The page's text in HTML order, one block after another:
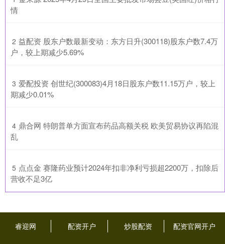
情
2 ​益配资 股东户数最新变动：东方日升(300118)股东户数7.4万
户，较上期减少5.69%
3 ​爱配投资 创世纪(300083)4月18日股东户数11.15万户，较上
期减少0.01%
4 ​鼎合网 特朗普单方面宣布药品高额关税 欧美贸易协议再陷混
乱
5 ​点点金 赛隆药业预计2024年扣非净利亏损超2200万，扣除后
营收不足3亿
睿迎网 配资开户 炒股配资 配资官网开户